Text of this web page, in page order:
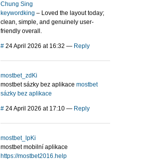
Chung Sing
keywordking – Loved the layout today;
clean, simple, and genuinely user-
friendly overall.
# 24 April 2026 at 16:32 — Reply
mostbet_zdKi
mostbet sázky bez aplikace mostbet
sázky bez aplikace
# 24 April 2026 at 17:10 — Reply
mostbet_lpKi
mostbet mobilní aplikace
https://mostbet2016.help